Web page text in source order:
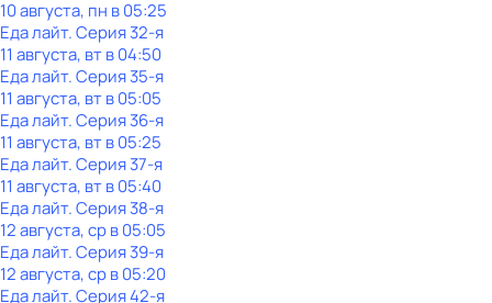
10 августа, пн в 05:25
Еда лайт. Серия 32-я
11 августа, вт в 04:50
Еда лайт. Серия 35-я
11 августа, вт в 05:05
Еда лайт. Серия 36-я
11 августа, вт в 05:25
Еда лайт. Серия 37-я
11 августа, вт в 05:40
Еда лайт. Серия 38-я
12 августа, ср в 05:05
Еда лайт. Серия 39-я
12 августа, ср в 05:20
Еда лайт. Серия 42-я